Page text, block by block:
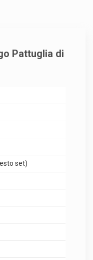
Pattuglia di
set)